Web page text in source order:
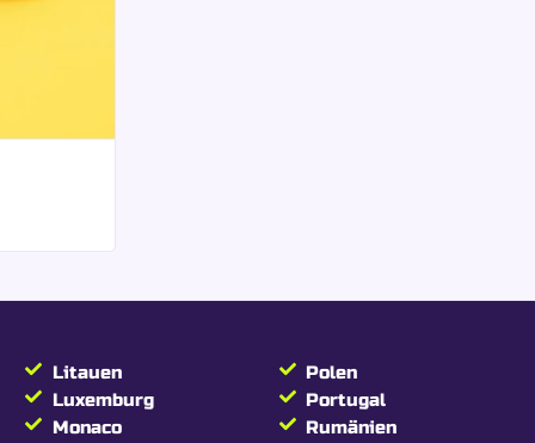
Blüte
Litauen
Luxemburg
Monaco
Polen
Portugal
Rumänien